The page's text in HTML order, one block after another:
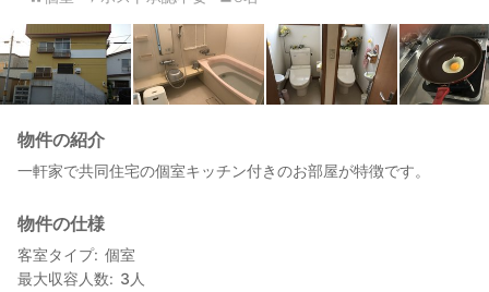
物件の紹介
一軒家で共同住宅の個室キッチン付きのお部屋が特徴です。
物件の仕様
客室タイプ 個室
最大収容人数
3 人